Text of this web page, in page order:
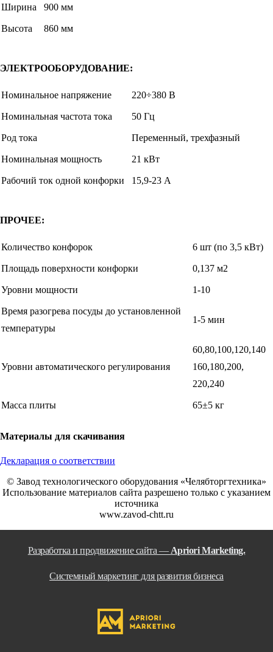
Ширина 900 мм
Высота 860 мм
ЭЛЕКТРООБОРУДОВАНИЕ:
Номинальное напряжение 220÷380 В
Номинальная частота тока 50 Гц
Род тока Переменный, трехфазный
Номинальная мощность 21 кВт
Рабочий ток одной конфорки 15,9-23 А
ПРОЧЕЕ:
Количество конфорок 6 шт (по 3,5 кВт)
Площадь поверхности конфорки 0,137 м2
Уровни мощности 1-10
Время разогрева посуды до установленной
температуры
1-5 мин
Уровни автоматического регулирования
60,80,100,120,140
160,180,200,
220,240
Масса плиты 65±5 кг
Материалы для скачивания
Декларация о соответствии
© Завод технологического оборудования «Челябторгтехника»
Использование материалов сайта разрешено только с указанием
источника
www.zavod-chtt.ru
Разработка и продвижение сайта — Apriori Marketing.
Системный маркетинг для развития бизнеса